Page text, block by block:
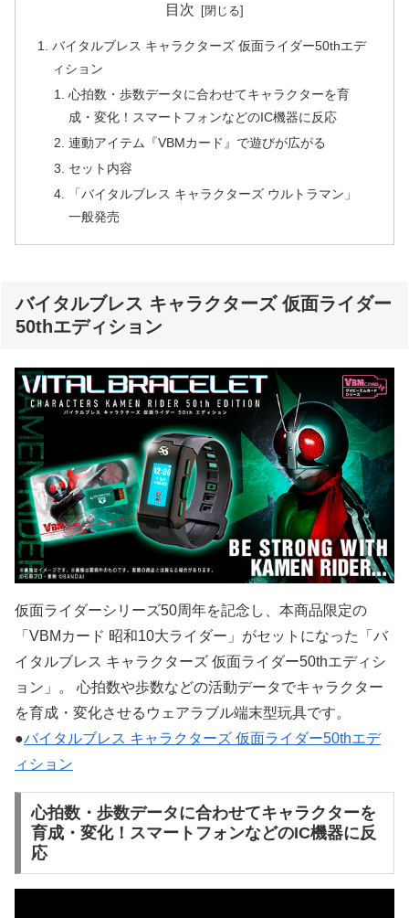
目次
バイタルブレス キャラクターズ 仮面ライダー50thエデ
ィション
心拍数・歩数データに合わせてキャラクターを育
成・変化！スマートフォンなどのIC機器に反応
連動アイテム『VBMカード』で遊びが広がる
セット内容
「バイタルブレス キャラクターズ ウルトラマン」
一般発売
バイタルブレス キャラクターズ 仮面ライダー
50thエディション
仮面ライダーシリーズ50周年を記念し、本商品限定の
「VBMカード 昭和10大ライダー」がセットになった「バ
イタルブレス キャラクターズ 仮面ライダー50thエディシ
ョン」。 心拍数や歩数などの活動データでキャラクター
を育成・変化させるウェアラブル端末型玩具です。
●バイタルブレス キャラクターズ 仮面ライダー50thエデ
ィション
心拍数・歩数データに合わせてキャラクターを
育成・変化！スマートフォンなどのIC機器に反
応